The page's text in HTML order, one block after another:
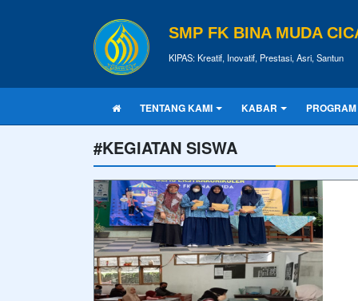
SMP FK BINA MUDA
KIPAS: Kreatif, Inovatif, Prestasi, Asri, Santun
TENTANG KAMI KABAR
#KEGIATAN SISWA